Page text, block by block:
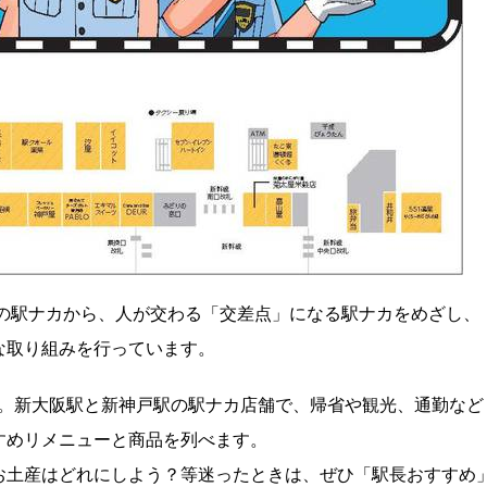
ナカから、人が交わる「交差点」になる駅ナカをめざし、
り組みを行っています。
新大阪駅と新神戸駅の駅ナカ店舗で、帰省や観光、通勤など
リメニューと商品を列べます。
産はどれにしよう？等迷ったときは、ぜひ「駅長おすすめ